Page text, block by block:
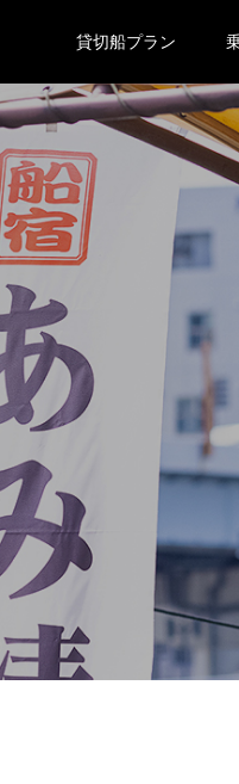
貸切船プラン